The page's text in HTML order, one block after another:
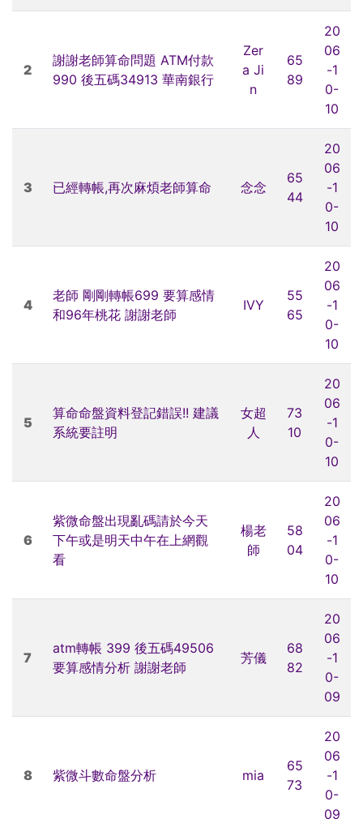
2
謝謝老師算命問題 ATM付款
990 後五碼34913 華南銀行
Zer
a Ji
n
65
89
20
06
-1
0-
10
3 已經轉帳,再次麻煩老師算命 念念
65
44
20
06
-1
0-
10
4
老師 剛剛轉帳699 要算感情
和96年桃花 謝謝老師
IVY
55
65
20
06
-1
0-
10
5
算命命盤資料登記錯誤!! 建議
系統要註明
女超
人
73
10
20
06
-1
0-
10
6
紫微命盤出現亂碼請於今天
下午或是明天中午在上網觀
看
楊老
師
58
04
20
06
-1
0-
10
7
atm轉帳 399 後五碼49506
要算感情分析 謝謝老師
芳儀
68
82
20
06
-1
0-
09
8 紫微斗數命盤分析 mia
65
73
20
06
-1
0-
09